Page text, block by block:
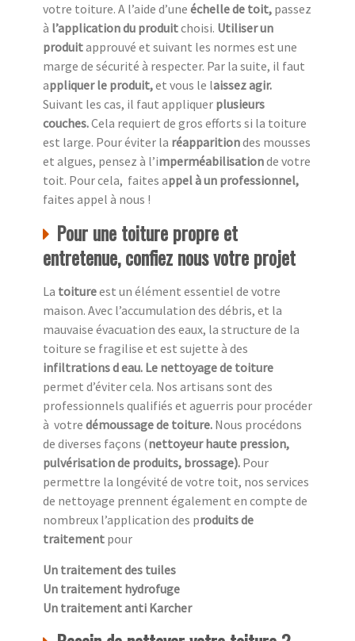
votre toiture. A l’aide d’une échelle de toit, passez
à l’application du produitchoisi. Utiliser un
produitapprouvé et suivant les normes est une
marge de sécurité à respecter. Par la suite, il faut
appliquer le produit,et vous le laissez agir.
Suivant les cas, il faut appliquer plusieurs
couches.Cela requiert de gros efforts si la toiture
est large. Pour éviter la réapparitiondes mousses
et algues, pensez à l’imperméabilisationde votre
toit. Pour cela, faites appel à un professionnel,
faites appel à nous !
Pour une toiture propre et
entretenue, confiez nous votre projet
La toitureest un élément essentiel de votre
maison. Avec l’accumulation des débris, et la
mauvaise évacuation des eaux, la structure de la
toiture se fragilise et est sujette à des
infiltrations d eau. Le nettoyage de toiture
permet d’éviter cela. Nos artisans sont des
professionnels qualifiés et aguerris pour procéder
à votre démoussage de toiture. Nous procédons
de diverses façons (nettoyeur haute pression,
pulvérisation de produits, brossage). Pour
permettre la longévité de votre toit, nos services
de nettoyage prennent également en compte de
nombreux l’application des produits de
traitement pour
Un traitement des tuiles
Un traitement hydrofuge
Un traitement anti Karcher